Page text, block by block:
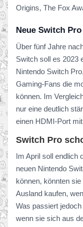
Origins, The Fox
Neue Switch
Über fünf Jahre
Switch soll es 2023
Nintendo Switch
Gaming-Fans die
können. Im
nur eine deutlich
einen HDMI-Port
Switch Pro
Im April soll endlich
neuen Nintendo
können, könnten
Ausland kaufen,
Was passiert
wenn sie sich aus